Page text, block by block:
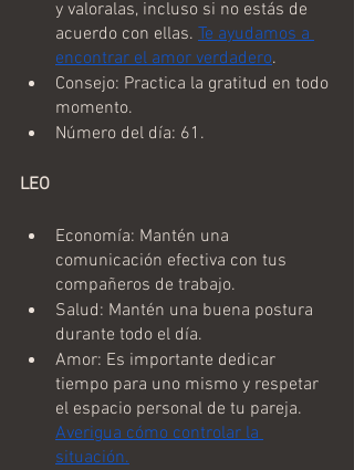
y valoralas, incluso si no estás de
acuerdo con ellas. Te ayudamos a
encontrar el amor verdadero.
Consejo: Practica la gratitud en todo
momento.
Número del día: 61.
LEO
Economía: Mantén una
comunicación efectiva con tus
compañeros de trabajo.
Salud: Mantén una buena postura
durante todo el día.
Amor: Es importante dedicar
tiempo para uno mismo y respetar
el espacio personal de tu pareja.
Averigua cómo controlar la
situación.